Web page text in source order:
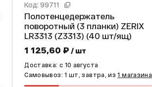
Код: 99711
Полотенцедержатель
поворотный (3 планки) ZERIX
LR3313 (Z3313) (40 шт/ящ)
1 125,60 ₽ / шт
Доставка: c 10 августа
Самовывоз: 1 шт, завтра, из1 магазина